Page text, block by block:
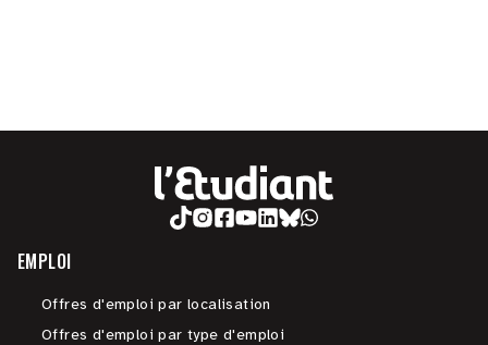
EMPLOI
Offres d'emploi par localisation
Offres d'emploi par type d'emploi